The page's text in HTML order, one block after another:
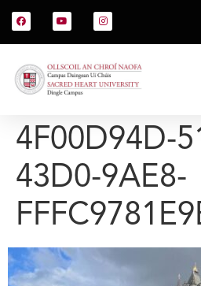
4F00D94D-
43D0-9AE8-